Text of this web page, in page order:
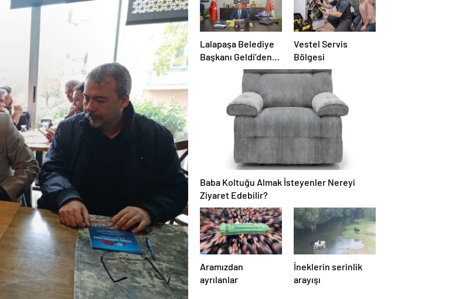
Lalapaşa Belediye
Başkanı Geldi’den
klima yanıtı!
Vestel Servis
Bölgesi
Baba Koltuğu Almak İsteyenler Nereyi
Ziyaret Edebilir?
Aramızdan
ayrılanlar
İneklerin serinlik
arayışı